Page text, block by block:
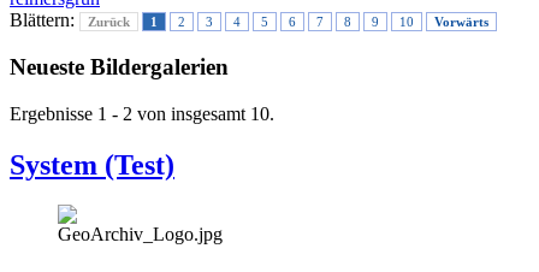
Blättern:
Zurück 1 2 3 4 5 6 7 8 9 10 Vorwärts
Neueste Bildergalerien
Ergebnisse 1 - 2 von insgesamt 10.
System (Test)